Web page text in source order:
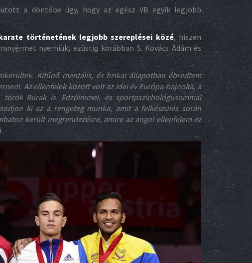
a döntőbe úgy, hogy az egész VB egyik legjobb
történetének legjobb szereplései közé, hiszen
nyerniük, ezüstig korábban S. Kovács Ádám és
Kitűnő mentális, és fizikai állapotban ébredtem
Az ellenfelek között volt az idei év Európa-bajnoka, a
Burak is. Edzőimmel, és sportpszichológusommal
ki az a rengeteg munka, amit a felkészülés során
került megrendezésre, amire az angol ellenfelem ez